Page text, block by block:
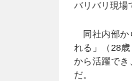
バリバリ現場
同社内部か
れる」（28
から活躍で
だ。